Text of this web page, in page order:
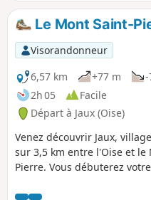
Le Mont Saint-
Visorandonneur
6,57 km
+77 m
-
2h 05
Facile
Départ à Jaux (Oise)
Venez découvrir Jaux,
sur 3,5 km entre l'Oise et le
Pierre. Vous débuterez votre
qui se rétrécit parfois. Après